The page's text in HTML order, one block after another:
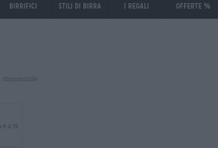
Birrifici Stili di birra I regali Offerte %
disponibile
€ 4,76